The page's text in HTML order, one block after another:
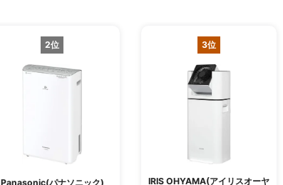
2位
Panasonic(パナソニック)
3位
IRIS OHYAMA(アイリスオーヤ